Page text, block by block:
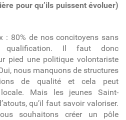
pour qu’ils puissent évoluer)
: 80% de nos concitoyens sans
qualification. Il faut donc
pied une politique volontariste
nous manquons de structures
de qualité et cela peut
locale. Mais les jeunes Saint-
qu’il faut savoir valoriser.
souhaitons créer un pôle